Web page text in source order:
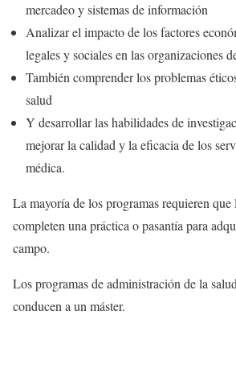
mercadeo y sistemas de información
Analizar el impacto de los factores
legales y sociales en las organizaciones
También comprender los problemas
salud
Y desarrollar las habilidades de
mejorar la calidad y la eficacia de los
médica.
La mayoría de los programas requieren que
completen una práctica o pasantía para
campo.
Los programas de administración de la
conducen a un máster.